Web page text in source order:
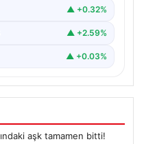
▲ +0.32%
▲ +2.59%
▲ +0.03%
aşk tamamen bitti!